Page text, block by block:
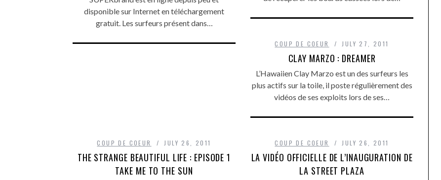
disponible sur Internet en téléchargement
gratuit. Les surfeurs présent dans…
COUP DE COEUR JULY 27, 2011
CLAY MARZO : DREAMER
L’Hawaiien Clay Marzo est un des surfeurs les
plus actifs sur la toile, il poste régulièrement des
vidéos de ses exploits lors de ses…
COUP DE COEUR JULY 26, 2011
THE STRANGE BEAUTIFUL LIFE : EPISODE 1
TAKE ME TO THE SUN
COUP DE COEUR JULY 26, 2011
LA VIDÉO OFFICIELLE DE L’INAUGURATION DE
LA STREET PLAZA